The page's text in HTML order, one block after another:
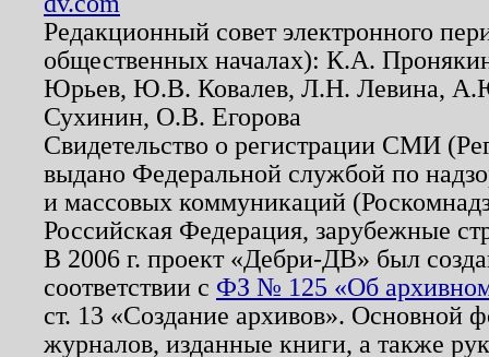
Редакционный совет электронного
общественных началах): К.А.
Юрьев, Ю.В. Ковалев, Л.Н. Левина,
Сухинин, О.В. Егорова
Свидетельство о регистрации СМИ
выдано Федеральной службой по
и массовых коммуникаций
Российская Федерация, зарубежные
В 2006 г. проект «Дебри-ДВ» был
соответствии с ФЗ № 125 «Об
ст. 13 «Создание архивов». Основной
журналов, изданные книги, а также